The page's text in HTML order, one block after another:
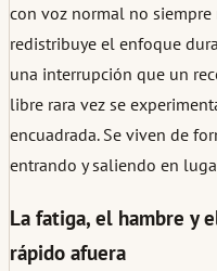
con voz normal no
redistribuye el enfoque
una interrupción que un
libre rara vez se
encuadrada. Se viven de
entrando y saliendo en
La fatiga, el hambre y
rápido afuera